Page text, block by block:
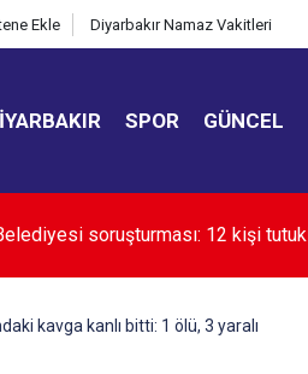
Ekle Diyarbakır Namaz Vakitleri
SPOR GÜNCEL
uyuşturucuyla mücadele çağrısı
kavga kanlı bitti: 1 ölü, 3 yaralı